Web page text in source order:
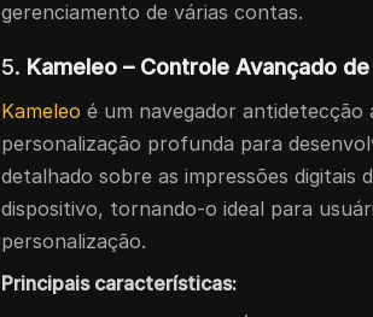
gerenciamento de várias contas.
5. Kameleo – Controle Avançado
Kameleo é um navegador antidetecção
personalização profunda para
detalhado sobre as impressões digitais
dispositivo, tornando-o ideal para
personalização.
Principais características: